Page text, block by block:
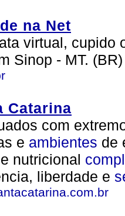
na Net
virtual,
Sinop - MT. (BR)
Catarina
com
e ambientes de
e nutricional
liberdade e